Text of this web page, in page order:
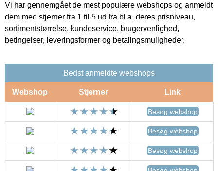
Vi har gennemgået de mest populære webshops og anmeldt
dem med stjerner fra 1 til 5 ud fra bl.a. deres prisniveau,
sortimentstørrelse, kundeservice, brugervenlighed,
betingelser, leveringsformer og betalingsmuligheder.
Bedst anmeldte webshops
Webshop Stjerner Link
Besøg webshop
Besøg webshop
Besøg webshop